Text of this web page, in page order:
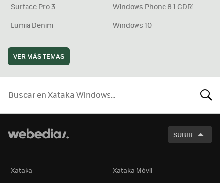
Surface Pro 3
Windows Phone 8.1 GDR1
Lumia Denim
Windows 10
VER MÁS TEMAS
SUBIR
Xataka
Xataka Móvil